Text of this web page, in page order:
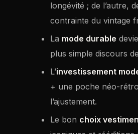
longévité ; de l’autre,
contrainte du vintage
La mode durable
plus simple discours
L’investissement
+ une poche néo-
l’ajustement.
Le bon choix